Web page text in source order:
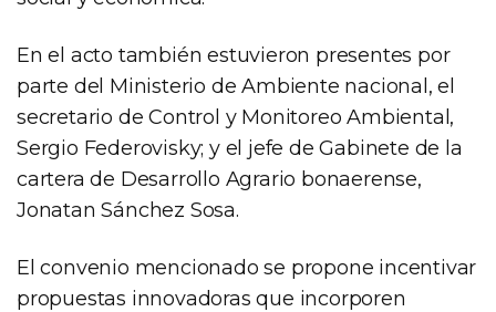
En el acto también estuvieron presentes por
parte del Ministerio de Ambiente nacional, el
secretario de Control y Monitoreo Ambiental,
Sergio Federovisky; y el jefe de Gabinete de la
cartera de Desarrollo Agrario bonaerense,
Jonatan Sánchez Sosa.
El convenio mencionado se propone incentivar
propuestas innovadoras que incorporen